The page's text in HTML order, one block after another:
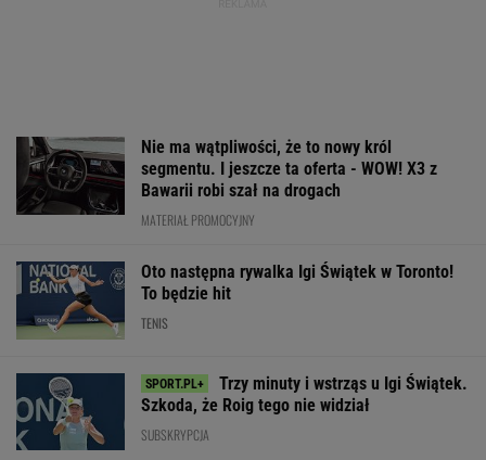
Nie ma wątpliwości, że to nowy król
segmentu. I jeszcze ta oferta - WOW! X3 z
Bawarii robi szał na drogach
MATERIAŁ PROMOCYJNY
Oto następna rywalka Igi Świątek w Toronto!
To będzie hit
TENIS
Trzy minuty i wstrząs u Igi Świątek.
Szkoda, że Roig tego nie widział
SUBSKRYPCJA